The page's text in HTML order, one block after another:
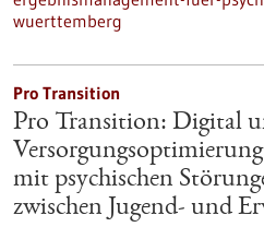
wuerttemberg
Pro Transition
Pro Transition: Digital
mit psychischen
zwischen Jugend- und